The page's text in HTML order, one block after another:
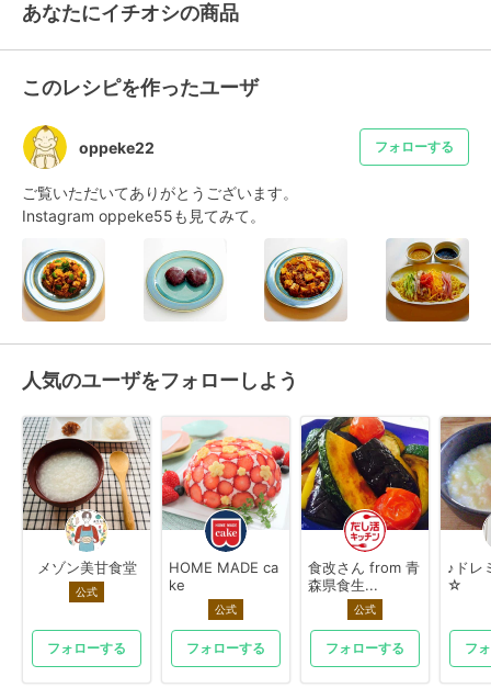
あなたにイチオシの商品
このレシピを作ったユーザ
oppeke22 フォローする
ご覧いただいてありがとうございます。
Instagram oppeke55も見てみて。
人気のユーザをフォローしよう
メゾン美甘食堂
公式
フォローする
HOME MADE ca
ke
公式
フォローする
食改さん from 青
森県食生...
公式
フォローする
♪ドレ
☆
フ